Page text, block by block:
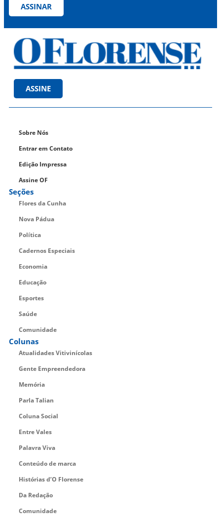
ASSINAR
ASSINE
Sobre Nós
Entrar em Contato
Edição Impressa
Assine OF
Seções
Flores da Cunha
Nova Pádua
Política
Cadernos Especiais
Economia
Educação
Esportes
Saúde
Comunidade
Colunas
Atualidades Vitivinícolas
Gente Empreendedora
Memória
Parla Talian
Coluna Social
Entre Vales
Palavra Viva
Conteúdo de marca
Histórias d’O Florense
Da Redação
Comunidade